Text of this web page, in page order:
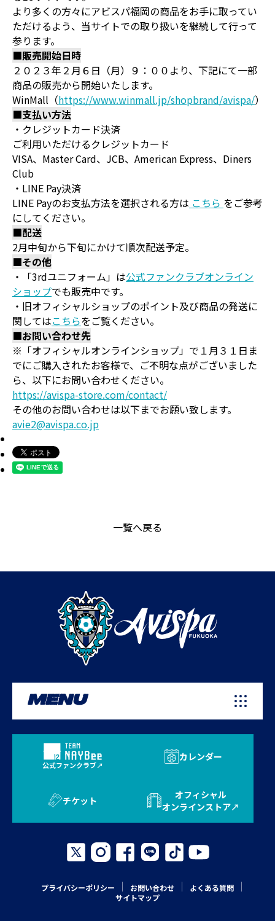
より多くの方々にアビスパ福岡の商品をお手に取ってい
ただけるよう、当サイトでの取り扱いを継続して行って
参ります。
■販売開始日時
２０２３年２月６日（月）９：００より、下記にて一部
商品の販売から開始いたします。
WinMall（https://www.winmall.jp/shopbrand/avispa/）
■支払い方法
・クレジットカード決済
ご利用いただけるクレジットカード
VISA、Master Card、JCB、American Express、Diners
Club
・LINE Pay決済
LINE Payのお支払方法を選択される方は こちら をご参考
にしてください。
■配送
2月中旬から下旬にかけて順次配送予定。
■その他
・「3rdユニフォーム」は公式ファンクラブオンライン
ショップでも販売中です。
・旧オフィシャルショップのポイント及び商品の発送に
関してはこちらをご覧ください。
■お問い合わせ先
※「オフィシャルオンラインショップ」で１月３１日ま
でにご購入されたお客様で、ご不明な点がございました
ら、以下にお問い合わせください。
https://avispa-store.com/contact/
その他のお問い合わせは以下までお願い致します。
avie2@avispa.co.jp
一覧へ戻る
MENU
公式ファンクラブ
カレンダー
チケット
オフィシャル
オンラインストア
プライバシーポリシー お問い合わせ
よくある質問
サイトマップ